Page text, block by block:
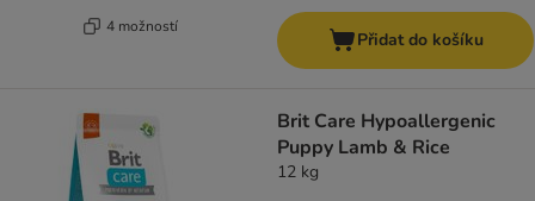
4 možností
Přidat do košíku
Brit Care Hypoallergenic
Puppy Lamb & Rice
12 kg